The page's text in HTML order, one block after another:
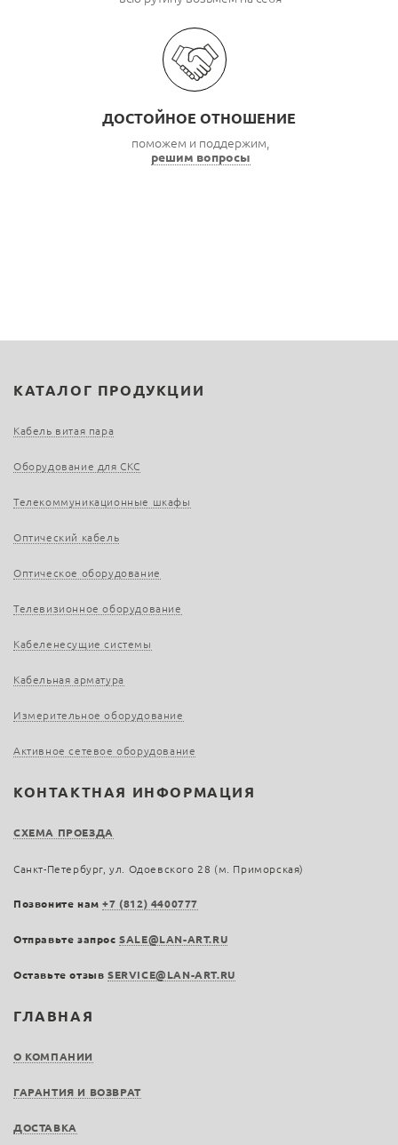
ДОСТОЙНОЕ ОТНОШЕНИЕ
поможем и поддержим,
решим вопросы
ГЛАВНАЯ
О КОМПАНИИ
ГАРАНТИЯ И ВОЗВРАТ
ДОСТАВКА
КАТАЛОГ ПРОДУКЦИИ
Кабель витая пара
Оборудование для СКС
Телекоммуникационные шкафы
Оптический кабель
Оптическое оборудование
Телевизионное оборудование
Кабеленесущие системы
Кабельная арматура
Измерительное оборудование
Активное сетевое оборудование
КОНТАКТНАЯ ИНФОРМАЦИЯ
СХЕМА ПРОЕЗДА
Санкт-Петербург, ул. Одоевского 28 (м. Приморская)
Позвоните нам+7 (812) 4400777
Отправьте запросSALE@LAN-ART.RU
Оставьте отзыв SERVICE@LAN-ART.RU